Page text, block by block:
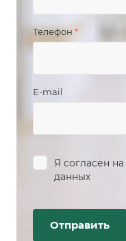
Телефон *
E-mail
Я согласен на
данных